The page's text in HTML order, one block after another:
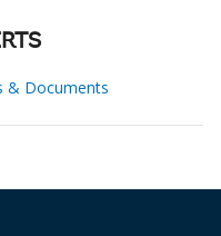
& Documents